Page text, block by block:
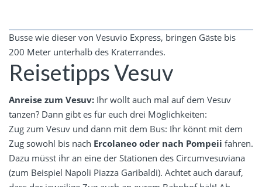
Busse wie dieser von Vesuvio Express, bringen Gäste bis
200 Meter unterhalb des Kraterrandes.
Reisetipps Vesuv
Anreise zum Vesuv: Ihr wollt auch mal auf dem Vesuv
tanzen? Dann gibt es für euch drei Möglichkeiten:
Zug zum Vesuv und dann mit dem Bus: Ihr könnt mit dem
Zug sowohl bis nach Ercolaneo oder nach Pompeii fahren.
Dazu müsst ihr an eine der Stationen des Circumvesuviana
(zum Beispiel Napoli Piazza Garibaldi). Achtet auch darauf,